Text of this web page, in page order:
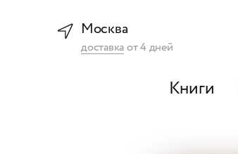
Москва
доставкаот4дней
Книги